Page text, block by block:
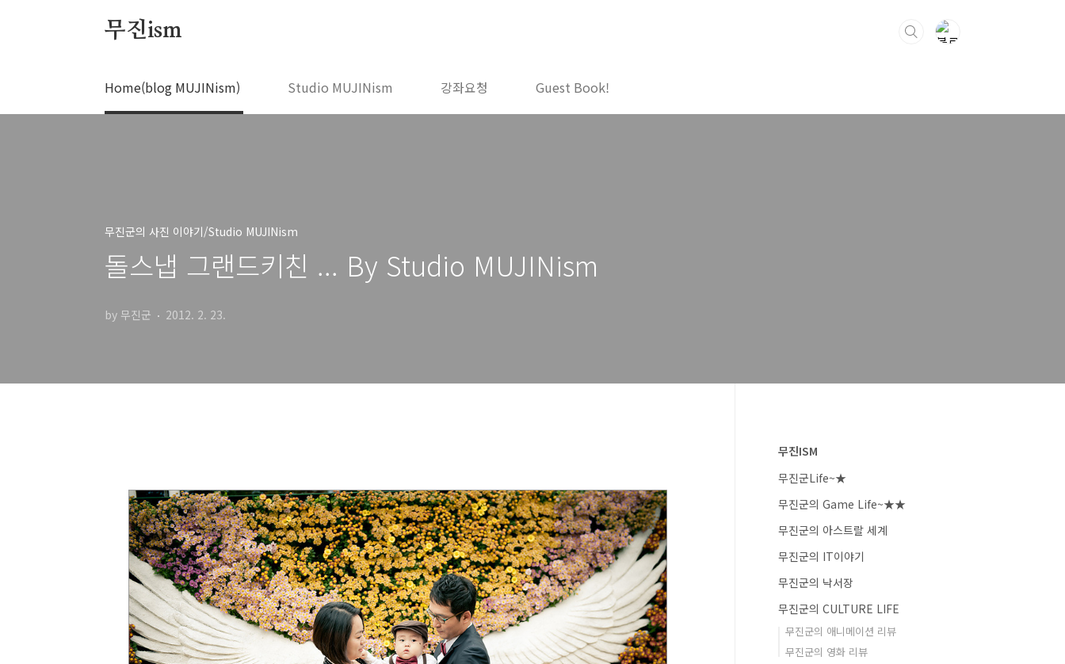
무진ism
Home(blog MUJINism) Studio MUJINism 강좌요청 Guest Book!
무진군의 사진 이야기/Studio MUJINism
돌스냅 그랜드키친 ... By Studio MUJINism
by 무진군 2012. 2. 23.
무진ISM
무진군Life~★
무진군의 Game Life~★★
무진군의 아스트랄 세계
무진군의 IT이야기
무진군의 낙서장
무진군의 CULTURE LIFE
무진군의 애니메이션 리뷰
무진군의 영화 리뷰